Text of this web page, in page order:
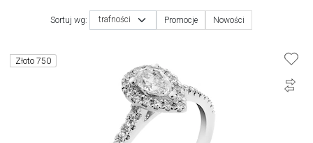
Sortuj wg: trafności Promocje Nowości
Złoto 750